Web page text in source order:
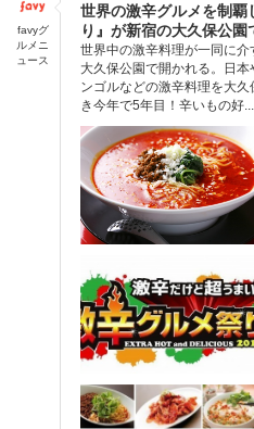
favyグ
ルメニ
ュース
世界の激辛グルメを制
り』が新宿の大久保公園
世界中の激辛料理が一同に
大久保公園で開かれる。日
ンゴルなどの激辛料理を大
き今年で5年目！辛いもの好...